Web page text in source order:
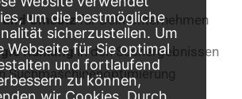
Umsatzfür Dein Unternehmen
Rankingin den Suchergebnissen
Suchmaschinenoptimierung
um die bestmögliche
sicherzustellen. Um
Webseite für Sie optimal
und fortlaufend
zu können,